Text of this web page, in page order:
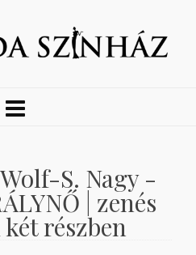
S. Nagy -
| zenés
részben